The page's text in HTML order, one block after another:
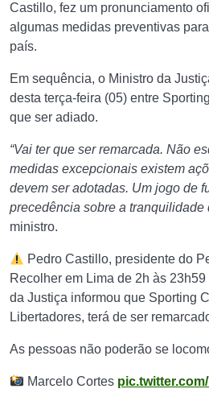
Castillo, fez um pronunciamento
algumas medidas preventivas
país.
Em sequência, o Ministro da
desta terça-feira (05) entre
que ser adiado.
“Vai ter que ser remarcada. Não
medidas excepcionais existem
devem ser adotadas. Um jogo de
precedência sobre a tranquilidade
ministro.
Pedro Castillo, presidente do
Recolher em Lima de 2h às
da Justiça informou que Sporting
Libertadores, terá de ser
As pessoas não poderão se
Marcelo Cortes